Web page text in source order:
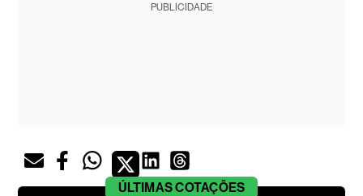
PUBLICIDADE
ÚLTIMASCOTAÇÕES